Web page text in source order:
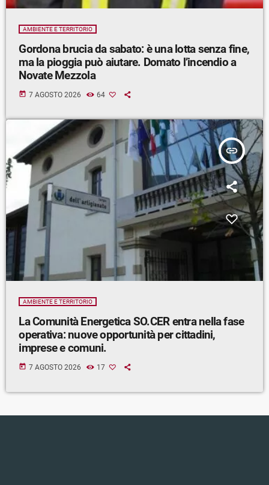
AMBIENTE E TERRITORIO
Gordona brucia da sabato: è una lotta senza fine,
ma la pioggia può aiutare. Domato l’incendio a
Novate Mezzola
today 7 AGOSTO 2026 64
insert_link
AMBIENTE E TERRITORIO
La Comunità Energetica SO.CER entra nella fase
operativa: nuove opportunità per cittadini,
imprese e comuni.
today 7 AGOSTO 2026 17